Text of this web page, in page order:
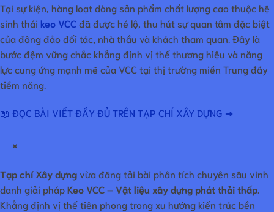
Tại sự kiện, hàng loạt dòng sản phẩm chất lượng cao thuộc hệ
sinh thái keo VCC đã được hé lộ, thu hút sự quan tâm đặc biệt
của đông đảo đối tác, nhà thầu và khách tham quan. Đây là
bước đệm vững chắc khẳng định vị thế thương hiệu và năng
lực cung ứng mạnh mẽ của VCC tại thị trường miền Trung đầy
tiềm năng.
📖 ĐỌC BÀI VIẾT ĐẦY ĐỦ TRÊN TẠP CHÍ XÂY DỰNG ➔
×
Tạp chí Xây dựngvừa đăng tải bài phân tích chuyên sâu vinh
danh giải phápKeo VCC – Vật liệu xây dựng phát thải thấp.
Khẳng định vị thế tiên phong trong xu hướng kiến trúc bền